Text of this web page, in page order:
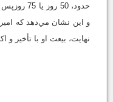
نهايت، بيعت او با تأخير